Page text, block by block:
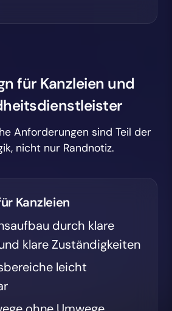
für Kanzleien und
Anforderungen sind Teil der
nicht nur Randnotiz.
Kanzleien
durch klare
klare Zuständigkeiten
leicht